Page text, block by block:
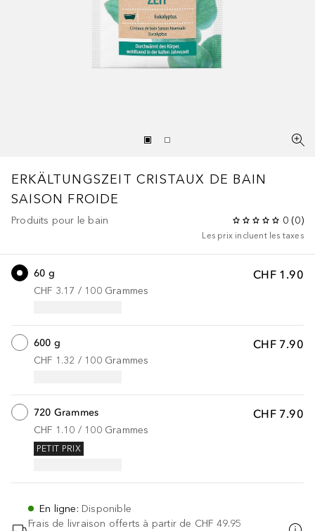
ERKÄLTUNGSZEIT CRISTAUX DE BAIN
SAISON FROIDE
Produits pour le bain 0 (0)
Les prix incluent les taxes
CHF 1.90
60 g
CHF 3.17 / 100 Grammes
CHF 7.90
600 g
CHF 1.32 / 100 Grammes
CHF 7.90
720 Grammes
CHF 1.10 / 100 Grammes
PETIT PRIX
En ligne: Disponible
Frais de livraison offerts à partir de CHF 49.95